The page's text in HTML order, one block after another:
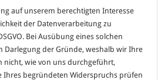
auf unserem berechtigten Interesse
der Datenverarbeitung zu
Bei Ausübung eines solchen
Darlegung der Gründe, weshalb wir Ihre
nicht, wie von uns durchgeführt,
Ihres begründeten Widerspruchs prüfen